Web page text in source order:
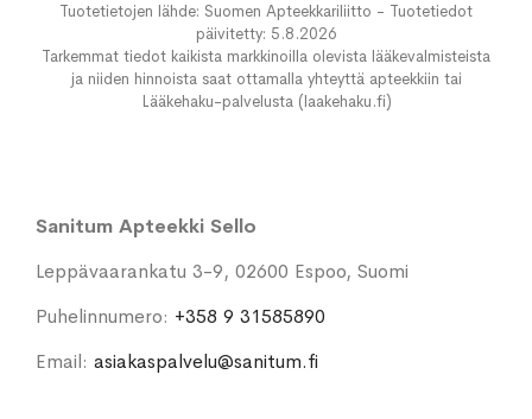
Tuotetietojen lähde: Suomen Apteekkariliitto - Tuotetiedot
päivitetty: 5.8.2026
Tarkemmat tiedot kaikista markkinoilla olevista lääkevalmisteista
ja niiden hinnoista saat ottamalla yhteyttä apteekkiin tai
Lääkehaku-palvelusta (laakehaku.fi)
Sanitum Apteekki Sello
Leppävaarankatu 3-9, 02600 Espoo, Suomi
Puhelinnumero: +358 9 31585890
Email: asiakaspalvelu@sanitum.fi